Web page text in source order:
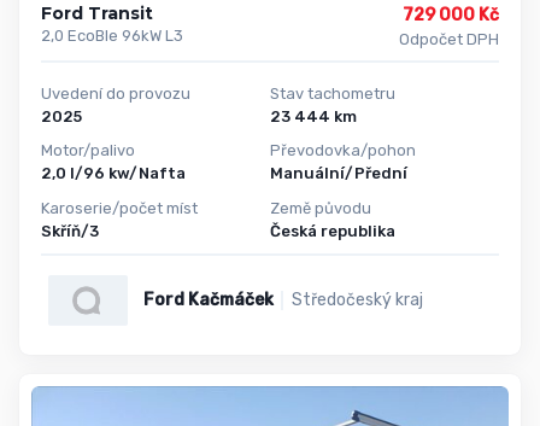
Ford Transit
2,0 EcoBle 96kW L3
729 000 Kč
Odpočet DPH
Uvedení do provozu
2025
Motor/palivo
2,0 l/96 kw/Nafta
Karoserie/počet míst
Skříň/3
Stav tachometru
23 444 km
Převodovka/pohon
Manuální/Přední
Země původu
Česká republika
Ford Kačmáček Středočeský kraj